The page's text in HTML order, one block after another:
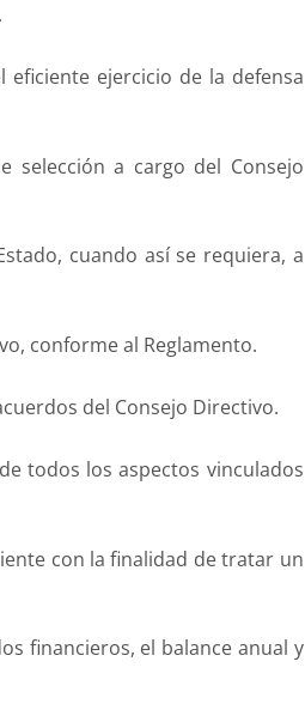
eficiente ejercicio de la defensa
selección a cargo del Consejo
cuando así se requiera, a
conforme al Reglamento.
del Consejo Directivo.
todos los aspectos vinculados
con la finalidad de tratar un
financieros, el balance anual y